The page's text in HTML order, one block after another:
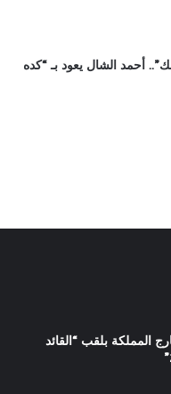
أحمد الشال يعود بـ “كده
المملكة بلقب “القائد